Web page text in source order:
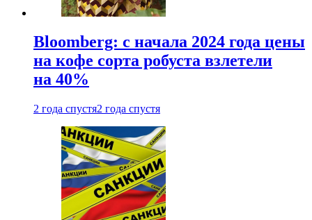
Bloomberg: с начала 2024 года цены
на кофе сорта робуста взлетели
на 40%
2 года спустя2 года спустя